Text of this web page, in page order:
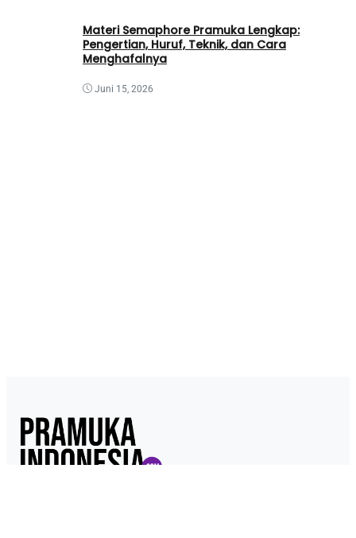
Materi Semaphore Pramuka Lengkap:
Pengertian, Huruf, Teknik, dan Cara
Menghafalnya
Juni 15, 2026